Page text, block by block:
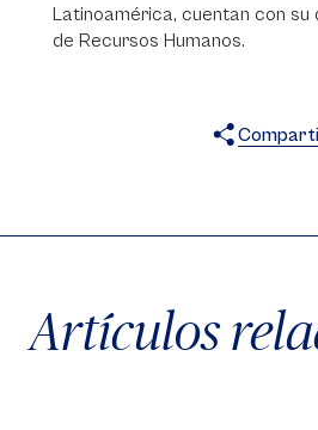
Latinoamérica, cuentan con su
de Recursos Humanos.
Artículos